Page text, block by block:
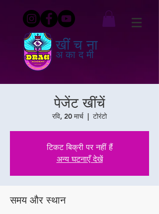
खींचना
अकादमी
पेजेंट खींचें
रवि, 20 मार्च टोरंटो
टिकट बिक्री पर नहीं हैं
अन्य घटनाएँ देखें
समय और स्थान